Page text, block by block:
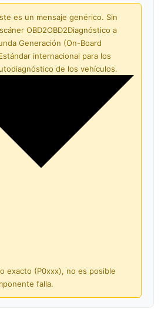
es un mensaje genérico. Sin
OBD2OBD2Diagnóstico a
Generación (On-Board
internacional para los
de los vehículos.
exacto (P0xxx), no es posible
falla.